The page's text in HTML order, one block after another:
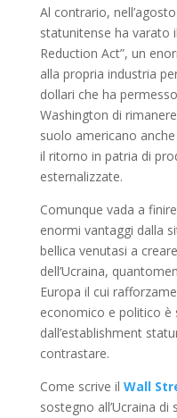
Al contrario,
statunitense ha varato
Reduction Act”, un
alla propria industria
dollari che ha
Washington di
suolo americano
il ritorno in patria di
esternalizzate.
Comunque vada a
enormi vantaggi dalla
bellica venutasi a
dell’Ucraina,
Europa il cui
economico e politico
dall’establishment
contrastare.
Come scrive il Wall
sostegno all’Ucraina